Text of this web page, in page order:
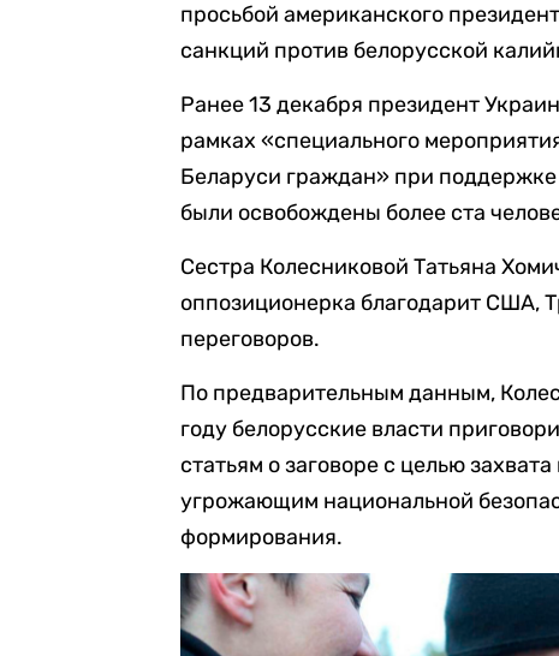
просьбой американского
санкций против белорусской
Ранее 13 декабря президент
рамках «специального
Беларуси граждан» при
были освобождены более ста
Сестра Колесниковой Татьяна
оппозиционерка благодарит США,
переговоров.
По предварительным данным,
году белорусские власти
статьям о заговоре с целью
угрожающим национальной
формирования.